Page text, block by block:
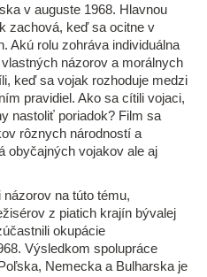
v auguste 1968. Hlavnou
zachová, keď sa ocitne v
Akú rolu zohráva individuálna
názorov a morálnych
keď sa vojak rozhoduje medzi
pravidiel. Ako sa cítili vojaci,
nastoliť poriadok? Film sa
rôznych národností a
obyčajných vojakov ale aj
na túto tému,
z piatich krajín bývalej
okupácie
Výsledkom spolupráce
Nemecka a Bulharska je